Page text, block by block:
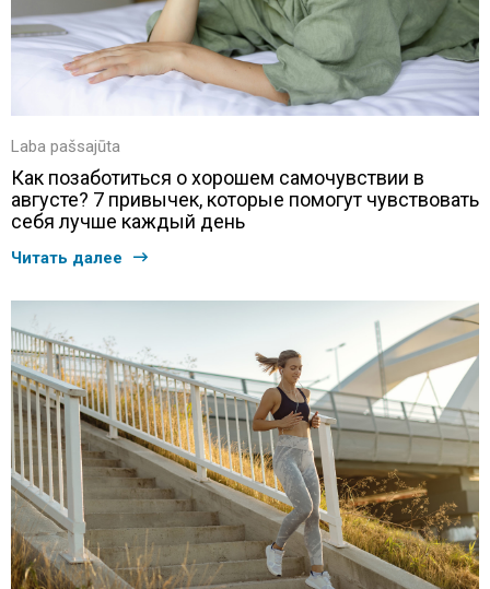
Laba pašsajūta
Как позаботиться о хорошем самочувствии в
августе? 7 привычек, которые помогут чувствовать
себя лучше каждый день
Читать далее